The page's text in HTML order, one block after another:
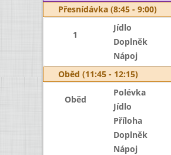
Přesnídávka (8:45 - 9:00)
1
Jídlo
Doplněk
Nápoj
Oběd (11:45 - 12:15)
Oběd
Polévka
Jídlo
Příloha
Doplněk
Nápoj